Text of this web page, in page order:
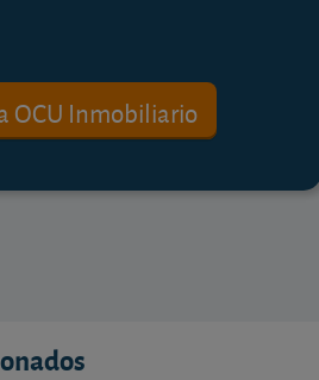
OCU Inmobiliario